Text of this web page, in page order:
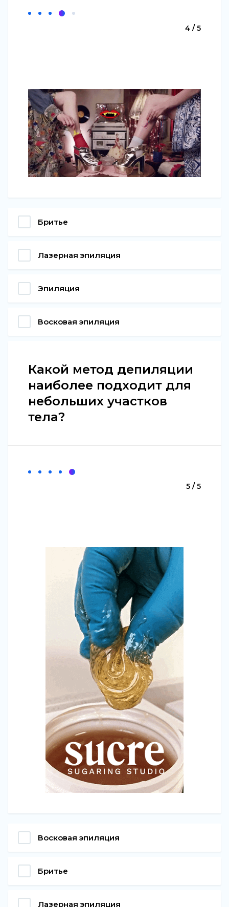
4 / 5
Бритье
Лазерная эпиляция
Эпиляция
Восковая эпиляция
Какой метод депиляции
наиболее подходит для
небольших участков
тела?
5 / 5
Восковая эпиляция
Бритье
Лазерная эпиляция